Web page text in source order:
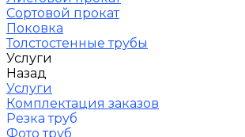
Сортовой прокат
Поковка
Толстостенные трубы
Услуги
Назад
Услуги
Комплектация заказов
Резка труб
Фото труб